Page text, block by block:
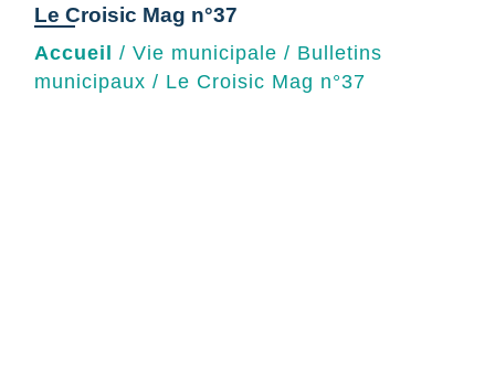
Le Croisic Mag n°37
Accueil / Vie municipale / Bulletins
municipaux / Le Croisic Mag n°37